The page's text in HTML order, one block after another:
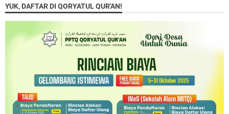
YUK, DAFTAR DI QORYATUL QUR'AN!